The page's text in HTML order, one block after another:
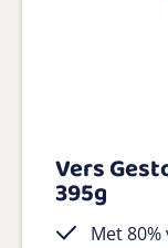
Vers
395g
Met